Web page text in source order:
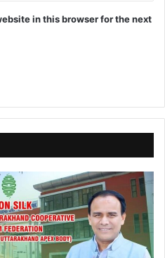
in this browser for the next